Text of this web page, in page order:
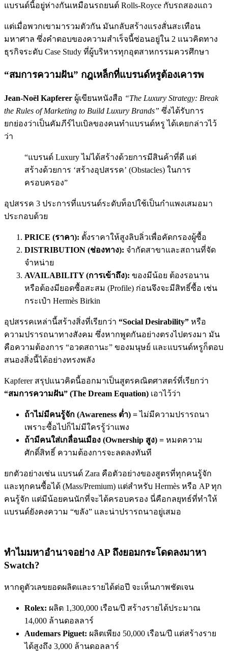
แบรนด์นี้อยู่ห่างกันเหมือนรถยนต์ Rolls-Royce กับรถสองแถว
แต่เมื่อพวกเขามารวมตัวกัน มันกลับสร้างแรงสั่นสะเทือน
มหาศาล ซึ่งคำตอบของความสำเร็จนี้ซ่อนอยู่ใน 2 แนวคิดทาง
ธุรกิจระดับ Case Study ที่ผู้บริหารทุกอุตสาหกรรมควรศึกษา
“สมการความฝัน” กฎเหล็กที่แบรนด์หรูต้องเคารพ
Jean-Noël Kapferer ผู้เขียนหนังสือ “The Luxury Strategy: Break
the Rules of Marketing to Build Luxury Brands” ซึ่งได้รับการ
ยกย่องว่าเป็นคัมภีร์ไบเบิลของคนทำแบรนด์หรู ได้เคยกล่าวไว้
ว่า
“แบรนด์ Luxury ไม่ได้สร้างด้วยการมีสินค้าที่ดี แต่
สร้างด้วยการ ‘สร้างอุปสรรค’ (Obstacles) ในการ
ครอบครอง”
อุปสรรค 3 ประการที่แบรนด์ระดับท็อปใช้เป็นกำแพงเสมอมา
ประกอบด้วย
PRICE (ราคา): ตั้งราคาให้สูงลิบลิ่วเพื่อคัดกรองผู้ซื้อ
DISTRIBUTION (ช่องทาง): จำกัดสาขาและสถานที่จัด
จำหน่าย
AVAILABILITY (การเข้าถึง): ของมีน้อย ต้องรอนาน
หรือต้องมียอดซื้อสะสม (Profile) ก่อนจึงจะมีสิทธิ์ซื้อ เช่น
กระเป๋า Hermès Birkin
อุปสรรคเหล่านี้สร้างสิ่งที่เรียกว่า “Social Desirability” หรือ
ความปรารถนาทางสังคม ซึ่งหากพูดกันอย่างตรงไปตรงมา มัน
คือความต้องการ “อวดสถานะ” ของมนุษย์ และแบรนด์หรูก็ตอบ
สนองสิ่งนี้ได้อย่างทรงพลัง
Kapferer สรุปแนวคิดนี้ออกมาเป็นสูตรคณิตศาสตร์ที่เรียกว่า
“สมการความฝัน” (The Dream Equation) เอาไว้ว่า
ถ้าไม่มีคนรู้จัก (Awareness ต่ำ) =ไม่มีความปรารถนา
เพราะซื้อไปก็ไม่มีใครรู้ว่าแพง
ถ้ามีคนใส่เกลื่อนเมือง (Ownership สูง) = หมดความ
ศักดิ์สิทธิ์ ความต้องการจะลดลงทันที
ยกตัวอย่างเช่น แบรนด์ Zara คือตัวอย่างของสูตรที่ทุกคนรู้จัก
และทุกคนซื้อได้ (Mass/Premium) แต่สำหรับ Hermès หรือ AP ทุก
คนรู้จัก แต่มีน้อยคนนักที่จะได้ครอบครอง นี่คือกลยุทธ์ที่ทำให้
แบรนด์ยังคงความ “ขลัง” และน่าปรารถนาอยู่เสมอ
ทำไมมหาอำนาจอย่าง AP ถึงยอมกระโดดลงมาหา
Swatch?
หากดูตัวเลขยอดผลิตและรายได้ต่อปี จะเห็นภาพชัดเจน
Rolex: ผลิต 1,300,000 เรือน/ปี สร้างรายได้ประมาณ
14,000 ล้านดอลลาร์
Audemars Piguet: ผลิตเพียง 50,000 เรือน/ปี แต่สร้างราย
ได้สูงถึง 3,000 ล้านดอลลาร์